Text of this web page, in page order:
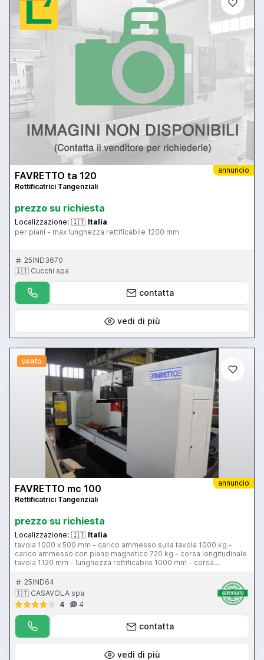
annuncio
FAVRETTO ta 120
Rettificatrici Tangenziali
prezzo su richiesta
Localizzazione: 🇮🇹 Italia
per piani - max lunghezza rettificabile 1200 mm
25IND3670
🇮🇹 Cucchi spa
contatta
vedi di più
usato
annuncio
FAVRETTO mc 100
Rettificatrici Tangenziali
prezzo su richiesta
Localizzazione: 🇮🇹 Italia
tavola 1000 x 500 mm - carico ammesso sulla tavola 1000 kg -
carico ammesso con piano magnetico 720 kg - corsa longitudinale
tavola 1120 mm - lunghezza rettificabile 1000 mm - corsa
trasversale testa 635 mm - larghezza rettificabile 700 mm - corsa
verticale testa 725 mm - altezza rettificabile 650 mm - motore mola
11 Hp - piano magnetico 1000 x 500 mm - CN Favretto
25IND64
🇮🇹 CASAVOLA spa
4
4
contatta
vedi di più